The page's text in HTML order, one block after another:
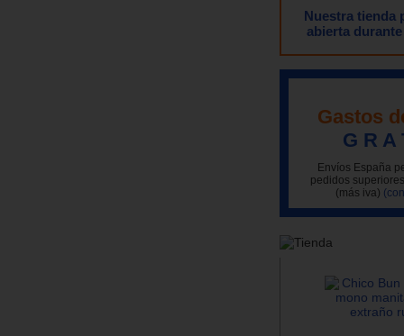
Nuestra tienda
abierta
Gastos
G R A
Envíos España
pedidos
(más iva)